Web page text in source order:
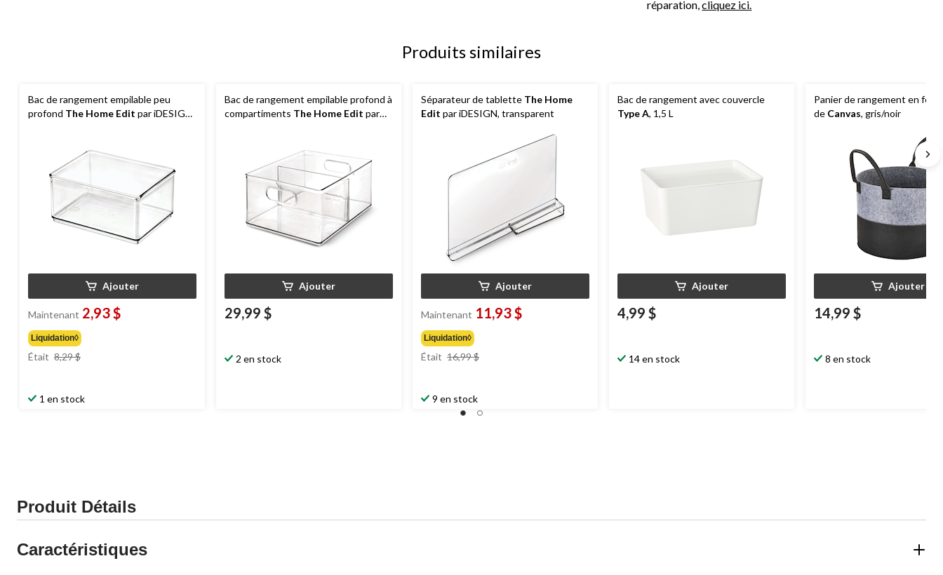
réparation,cliquez ici.
Produits similaires
Bac de rangement empilable peu
profond The Home Edit par iDESIGN,
Ajouter
Maintenant 2,93 $
Liquidation◊
Était 8,29 $
1 en stock
Bac de rangement empilable profond à
compartiments The Home Edit par
Ajouter
29,99 $
2 en stock
Séparateur de tablette The Home
Edit par iDESIGN, transparent
Ajouter
Maintenant 11,93 $
Liquidation◊
Était 16,99 $
9 en stock
Bac de rangement avec couvercle
Type A, 1,5 L
Ajouter
4,99 $
14 en stock
Panier de rangement en
de Canvas, gris/noir
Ajouter
14,99 $
8 en stock
Produit Détails
Caractéristiques